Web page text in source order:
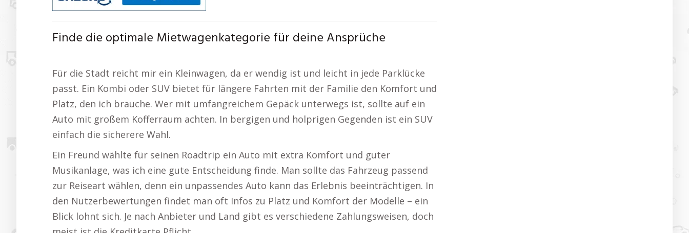
Finde die optimale Mietwagenkategorie für deine Ansprüche
Für die Stadt reicht mir ein Kleinwagen, da er wendig ist und leicht in jede Parklücke
passt. Ein Kombi oder SUV bietet für längere Fahrten mit der Familie den Komfort und
Platz, den ich brauche. Wer mit umfangreichem Gepäck unterwegs ist, sollte auf ein
Auto mit großem Kofferraum achten. In bergigen und holprigen Gegenden ist ein SUV
einfach die sicherere Wahl.
Ein Freund wählte für seinen Roadtrip ein Auto mit extra Komfort und guter
Musikanlage, was ich eine gute Entscheidung finde. Man sollte das Fahrzeug passend
zur Reiseart wählen, denn ein unpassendes Auto kann das Erlebnis beeinträchtigen. In
den Nutzerbewertungen findet man oft Infos zu Platz und Komfort der Modelle – ein
Blick lohnt sich. Je nach Anbieter und Land gibt es verschiedene Zahlungsweisen, doch